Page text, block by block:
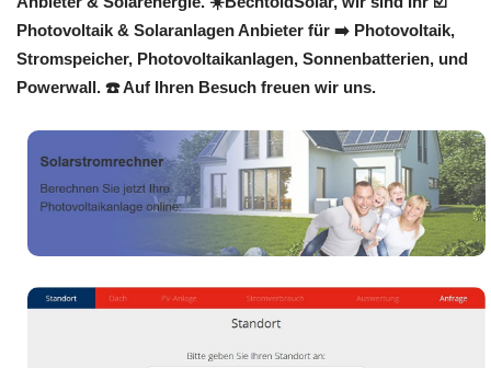
Photovoltaik & Solaranlagen Anbieter für ➡️ Photovoltaik,
Stromspeicher, Photovoltaikanlagen, Sonnenbatterien, und
Powerwall. ☎️ Auf Ihren Besuch freuen wir uns.